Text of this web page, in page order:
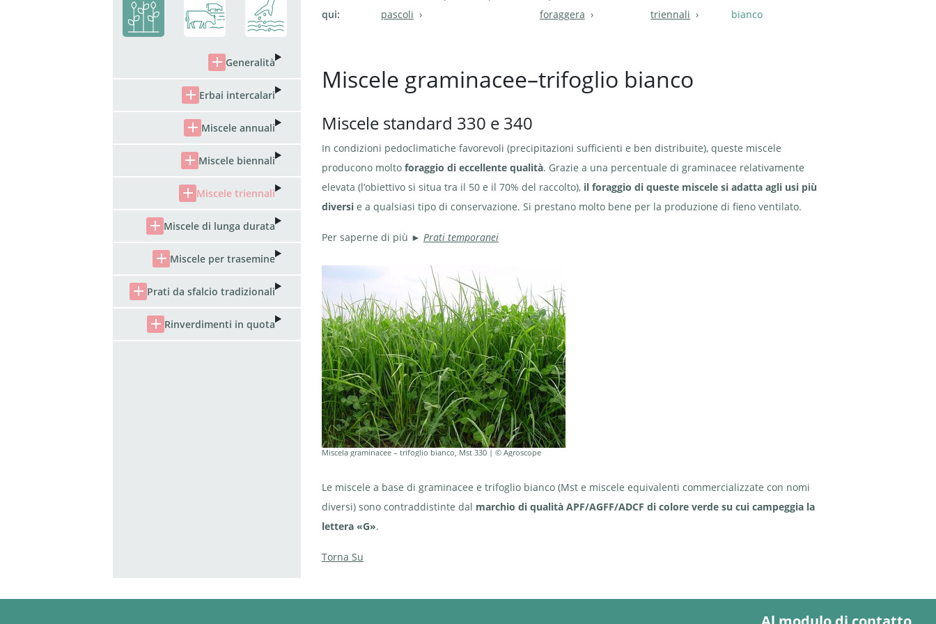
qui:
pascoli
foraggera
triennali
bianco
Miscele graminacee–trifoglio bianco
Miscele standard 330 e 340
In condizioni pedoclimatiche favorevoli (precipitazioni sufficienti e ben distribuite), queste miscele
producono molto foraggio di eccellente qualità. Grazie a una percentuale di graminacee relativamente
elevata (l’obiettivo si situa tra il 50 e il 70% del raccolto), il foraggio di queste miscele si adatta agli usi più
diversi e a qualsiasi tipo di conservazione. Si prestano molto bene per la produzione di fieno ventilato.
Per saperne di più ► Prati temporanei
Miscela graminacee – trifoglio bianco, Mst 330 | © Agroscope
Le miscele a base di graminacee e trifoglio bianco (Mst e miscele equivalenti commercializzate con nomi
diversi) sono contraddistinte dal marchio di qualità APF/AGFF/ADCF di colore verde su cui campeggia la
lettera «G».
Torna Su